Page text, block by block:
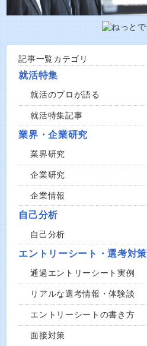
記事一覧カテゴリ
就活特集
就活のプロが語る
就活特集記事
業界・企業研究
業界研究
企業研究
企業情報
自己分析
自己分析
エントリーシート・選考対策
通過エントリーシート実例
リアルな選考情報・体験談
エントリーシートの書き方
面接対策